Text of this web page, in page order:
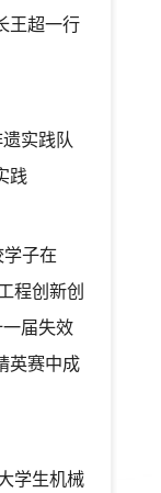
王超一行
实践队
践
子在
程创新创
届失效
英赛中成
学生机械